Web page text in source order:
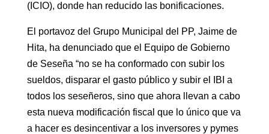
(ICIO), donde han reducido las bonificaciones.
El portavoz del Grupo Municipal del PP, Jaime de
Hita, ha denunciado que el Equipo de Gobierno
de Seseña “no se ha conformado con subir los
sueldos, disparar el gasto público y subir el IBI a
todos los seseñeros, sino que ahora llevan a cabo
esta nueva modificación fiscal que lo único que va
a hacer es desincentivar a los inversores y pymes